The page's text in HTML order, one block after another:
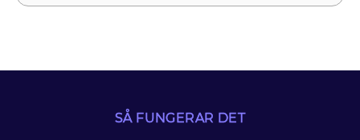
SÅ FUNGERAR DET